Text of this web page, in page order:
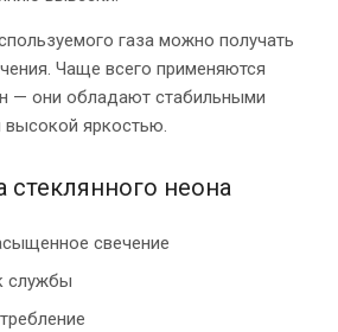
газа можно получать
Чаще всего применяются
— они обладают стабильными
высокой яркостью.
неона
свечение
службы